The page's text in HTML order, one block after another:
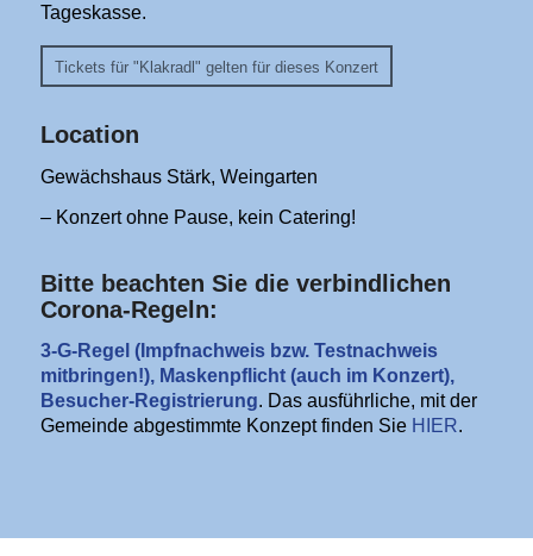
Tageskasse.
Tickets für "Klakradl" gelten für dieses Konzert
Location
Gewächshaus Stärk, Weingarten
– Konzert ohne Pause, kein Catering!
Bitte beachten Sie die verbindlichen
Corona-Regeln:
3-G-Regel (Impfnachweis bzw. Testnachweis
mitbringen!), Maskenpflicht (auch im Konzert),
Besucher-Registrierung. Das ausführliche, mit der
Gemeinde abgestimmte Konzept finden Sie HIER.